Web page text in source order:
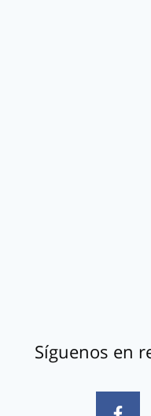
Síguenos en